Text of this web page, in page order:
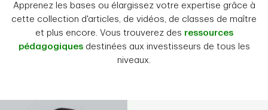
Apprenez les bases ou élargissez votre expertise grâce à
cette collection d'articles, de vidéos, de classes de maître
et plus encore. Vous trouverez des ressources
pédagogiquesdestinées aux investisseurs de tous les
niveaux.